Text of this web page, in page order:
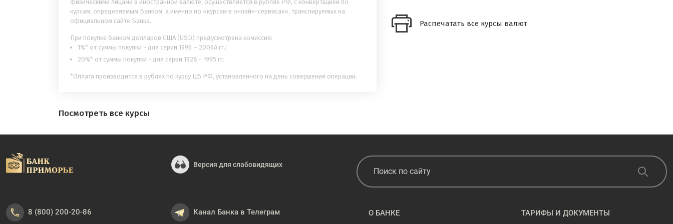
физическими лицами в иностранной валюте, осуществляется в рублях РФ, с конвертацией по
курсам, определяемым Банком, а именно по «курсам в онлайн-сервисах», транслируемых на
официальном сайте Банка.
При покупке банком долларов США (USD) предусмотрена комиссия:
1%* от суммы покупки - для серии 1996 – 2006А гг.;
20%* от суммы покупки - для серии 1928 - 1995 гг.
*Оплата производится в рублях по курсу ЦБ РФ, установленного на день совершения операции.
Посмотреть все курсы
Версия для слабовидящих
8 (800) 200-20-86 Канал Банка в Телеграм О БАНКЕ ТАРИФЫ И ДОКУМЕНТЫ